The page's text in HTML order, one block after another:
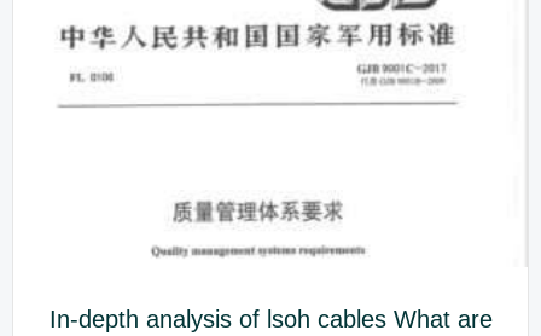
In-depth analysis of lsoh cables What are